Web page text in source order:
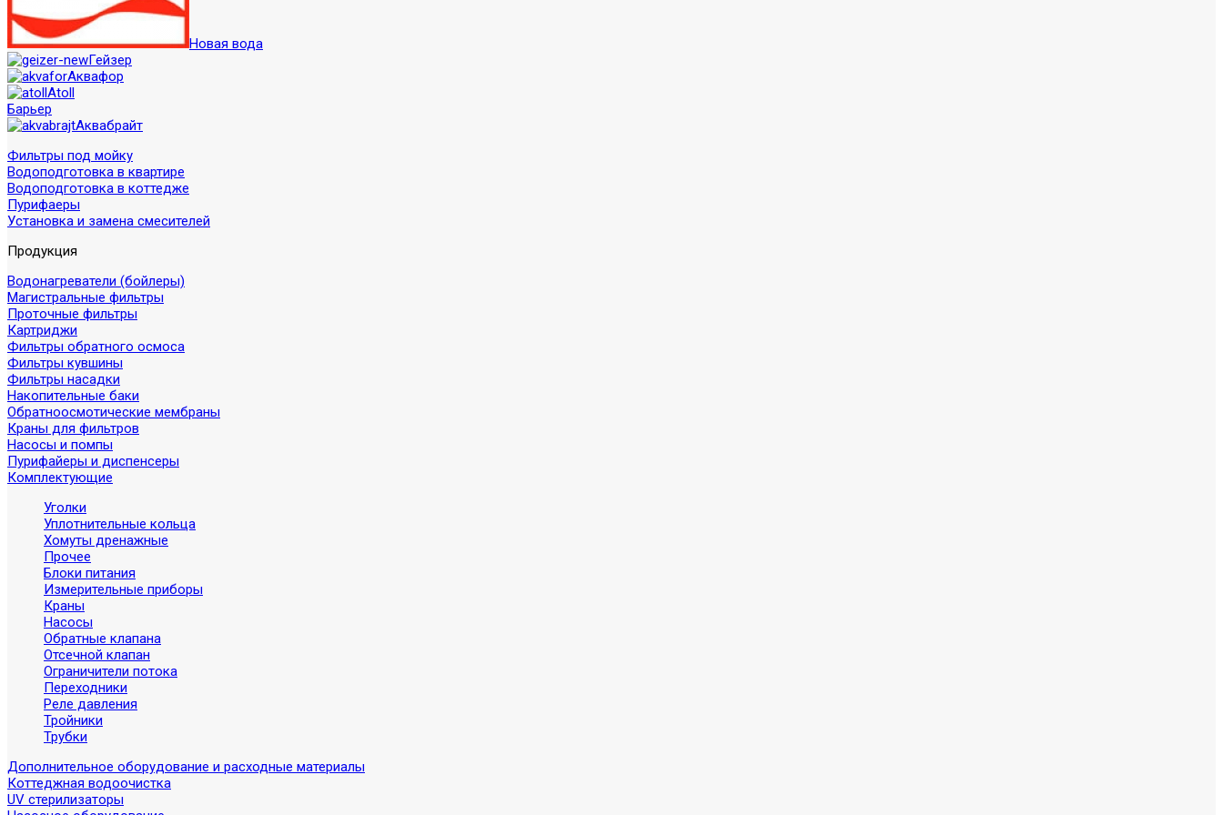
Новая вода
Гейзер
Аквафор
Atoll
Барьер
Аквабрайт
Фильтры под мойку
Водоподготовка в квартире
Водоподготовка в коттедже
Пурифаеры
Установка и замена смесителей
Продукция
Водонагреватели (бойлеры)
Магистральные фильтры
Проточные фильтры
Картриджи
Фильтры обратного осмоса
Фильтры кувшины
Фильтры насадки
Накопительные баки
Обратноосмотические мембраны
Краны для фильтров
Насосы и помпы
Пурифайеры и диспенсеры
Комплектующие
Уголки
Уплотнительные кольца
Хомуты дренажные
Прочее
Блоки питания
Измерительные приборы
Краны
Насосы
Обратные клапана
Отсечной клапан
Ограничители потока
Переходники
Реле давления
Тройники
Трубки
Дополнительное оборудование и расходные материалы
Коттеджная водоочистка
UV стерилизаторы